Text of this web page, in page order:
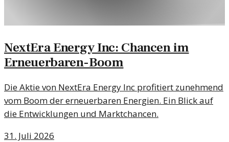
NextEra Energy Inc: Chancen im
Erneuerbaren-Boom
Die Aktie von NextEra Energy Inc profitiert zunehmend
vom Boom der erneuerbaren Energien. Ein Blick auf
die Entwicklungen und Marktchancen.
31. Juli 2026